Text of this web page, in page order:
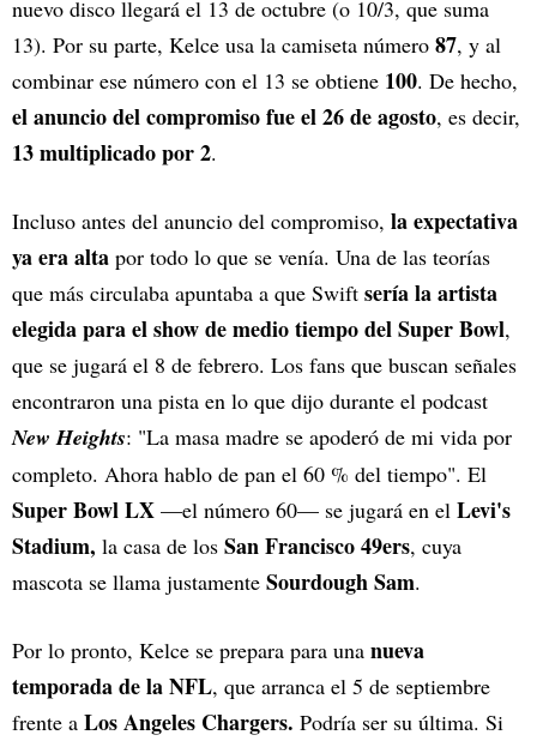
nuevo disco llegará el 13 de octubre (o 10/3, que suma
13). Por su parte, Kelce usa la camiseta número 87, y al
combinar ese número con el 13 se obtiene 100. De hecho,
el anuncio del compromiso fue el 26 de agosto, es decir,
13 multiplicado por 2.
Incluso antes del anuncio del compromiso, la expectativa
ya era alta por todo lo que se venía. Una de las teorías
que más circulaba apuntaba a que Swift sería la artista
elegida para el show de medio tiempo del Super Bowl,
que se jugará el 8 de febrero. Los fans que buscan señales
encontraron una pista en lo que dijo durante el podcast
New Heights: "La masa madre se apoderó de mi vida por
completo. Ahora hablo de pan el 60 % del tiempo". El
Super Bowl LX —el número 60— se jugará en el Levi's
Stadium, la casa de los San Francisco 49ers, cuya
mascota se llama justamente Sourdough Sam.
Por lo pronto, Kelce se prepara para una nueva
temporada de la NFL, que arranca el 5 de septiembre
frente a Los Angeles Chargers. Podría ser su última. Si